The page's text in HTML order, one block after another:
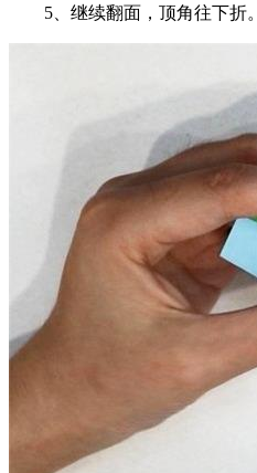
5、继续翻面，顶角往下折。